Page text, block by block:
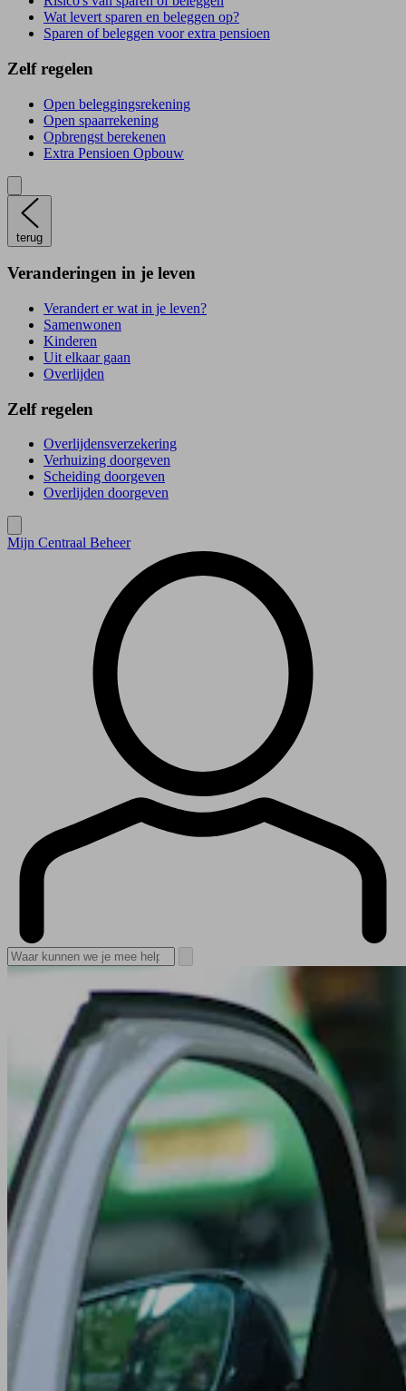
Wat levert sparen en beleggen op?
Sparen of beleggen voor extra pensioen
Zelf regelen
Open beleggingsrekening
Open spaarrekening
Opbrengst berekenen
Extra Pensioen Opbouw
terug
Veranderingen in je leven
Verandert er wat in je leven?
Samenwonen
Kinderen
Uit elkaar gaan
Overlijden
Zelf regelen
Overlijdensverzekering
Verhuizing doorgeven
Scheiding doorgeven
Overlijden doorgeven
Mijn Centraal Beheer